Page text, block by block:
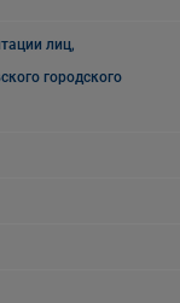
лиц,
городского